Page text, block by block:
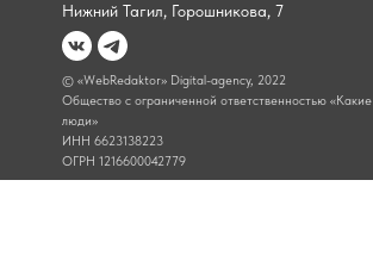
© «WebRedaktor» Digital-agency, 2022
Общество с ограниченной ответственностью «Какие
люди»
ИНН 6623138223
ОГРН 1216600042779
Нижний Тагил, Горошникова, 7